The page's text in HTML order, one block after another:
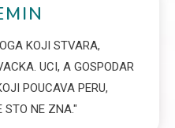
KOJI STVARA,
UCI, A GOSPODAR
POUCAVA PERU,
STO NE ZNA."